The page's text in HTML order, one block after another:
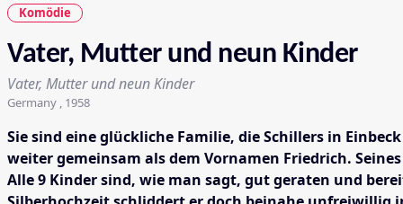
Komödie
Vater, Mutter und neun Kinder
Vater, Mutter und neun Kinder
Germany , 1958
Sie sind eine glückliche Familie, die Schillers in
weiter gemeinsam als dem Vornamen Friedrich.
Alle 9 Kinder sind, wie man sagt, gut geraten und